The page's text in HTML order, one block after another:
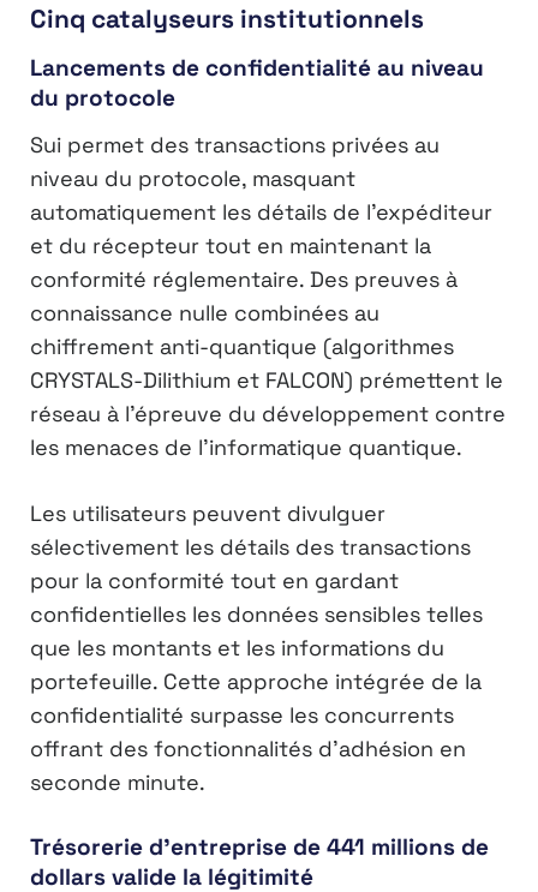
Cinq catalyseurs institutionnels
Lancements de confidentialité au niveau
du protocole
Sui permet des transactions privées au
niveau du protocole, masquant
automatiquement les détails de l’expéditeur
et du récepteur tout en maintenant la
conformité réglementaire. Des preuves à
connaissance nulle combinées au
chiffrement anti-quantique (algorithmes
CRYSTALS-Dilithium et FALCON) prémettent le
réseau à l’épreuve du développement contre
les menaces de l’informatique quantique.
Les utilisateurs peuvent divulguer
sélectivement les détails des transactions
pour la conformité tout en gardant
confidentielles les données sensibles telles
que les montants et les informations du
portefeuille. Cette approche intégrée de la
confidentialité surpasse les concurrents
offrant des fonctionnalités d’adhésion en
seconde minute.
Trésorerie d’entreprise de 441 millions de
dollars valide la légitimité